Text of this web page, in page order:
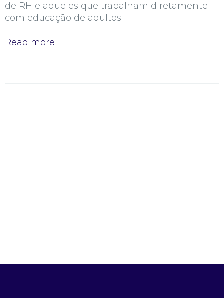
de RH e aqueles que trabalham diretamente
com educação de adultos.
Read more